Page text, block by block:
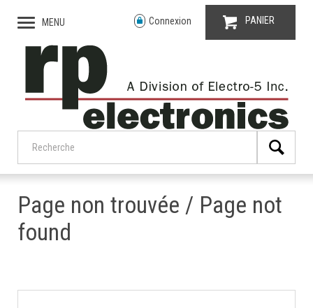
MENU Connexion PANIER
Page non trouvée / Page not
found